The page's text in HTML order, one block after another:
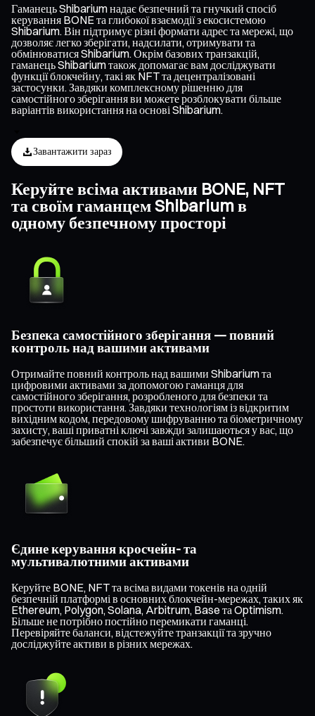
Гаманець Shibarium надає безпечний та гнучкий спосіб
керування BONE та глибокої взаємодії з екосистемою
Shibarium. Він підтримує різні формати адрес та мережі, що
дозволяє легко зберігати, надсилати, отримувати та
обмінюватися Shibarium. Окрім базових транзакцій,
гаманець Shibarium також допомагає вам досліджувати
функції блокчейну, такі як NFT та децентралізовані
застосунки. Завдяки комплексному рішенню для
самостійного зберігання ви можете розблокувати більше
варіантів використання на основі Shibarium.
Завантажити зараз
Керуйте всіма активами BONE, NFT
та своїм гаманцем Shibarium в
одному безпечному просторі
Безпека самостійного зберігання — повний
контроль над вашими активами
Отримайте повний контроль над вашими Shibarium та
цифровими активами за допомогою гаманця для
самостійного зберігання, розробленого для безпеки та
простоти використання. Завдяки технологіям із відкритим
вихідним кодом, передовому шифруванню та біометричному
захисту, ваші приватні ключі завжди залишаються у вас, що
забезпечує більший спокій за ваші активи BONE.
Єдине керування кросчейн- та
мультивалютними активами
Керуйте BONE, NFT та всіма видами токенів на одній
безпечній платформі в основних блокчейн-мережах, таких як
Ethereum, Polygon, Solana, Arbitrum, Base та Optimism.
Більше не потрібно постійно перемикати гаманці.
Перевіряйте баланси, відстежуйте транзакції та зручно
досліджуйте активи в різних мережах.